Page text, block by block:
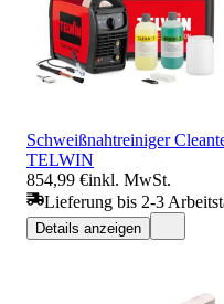
Schweißnahtreiniger
TELWIN
854,99 €inkl. MwSt.
Lieferung bis 2-3
Details anzeigen